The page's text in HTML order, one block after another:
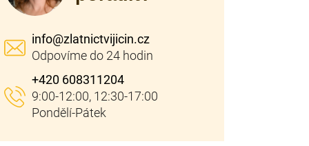
info@zlatnictvijicin.cz
+420 608311204